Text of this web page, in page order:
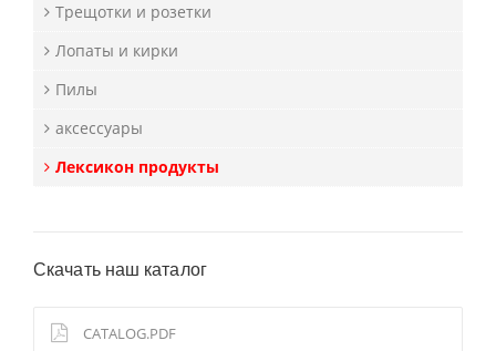
Трещотки и розетки
Лопаты и кирки
Пилы
аксессуары
Лексикон продукты
Скачать наш каталог
CATALOG.PDF